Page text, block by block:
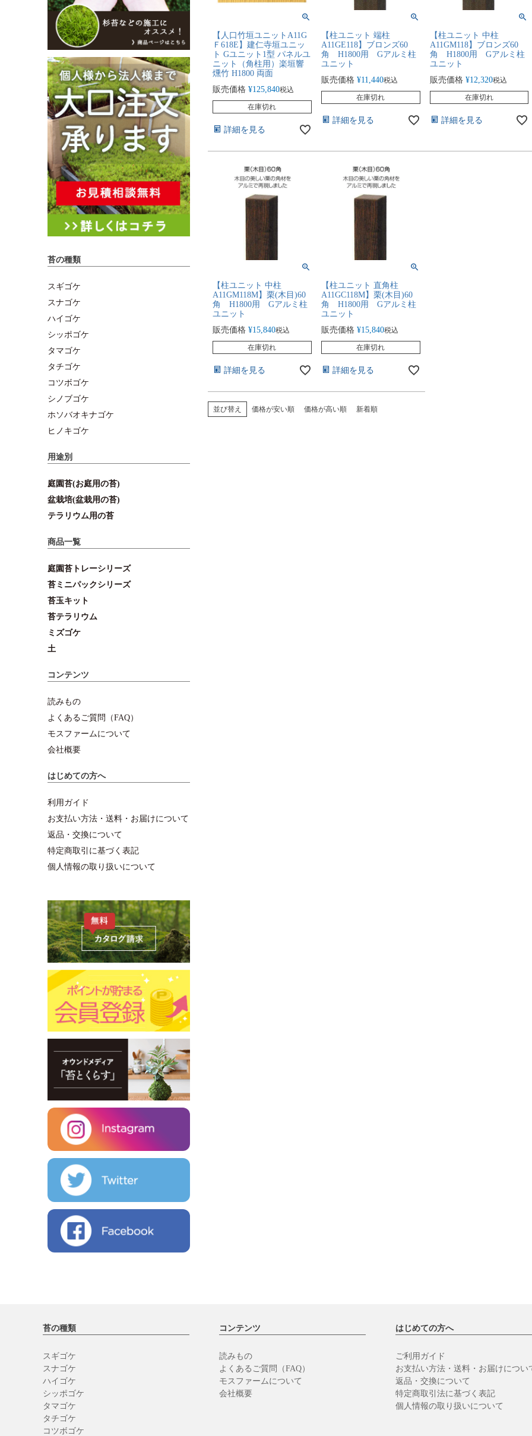
苔の種類
スギゴケ
スナゴケ
ハイゴケ
シッポゴケ
タマゴケ
タチゴケ
コツボゴケ
シノブゴケ
ホソバオキナゴケ
ヒノキゴケ
用途別
庭園苔(お庭用の苔)
盆栽培(盆栽用の苔)
テラリウム用の苔
商品一覧
庭園苔トレーシリーズ
苔ミニパックシリーズ
苔玉キット
苔テラリウム
ミズゴケ
土
コンテンツ
読みもの
よくあるご質問（FAQ）
モスファームについて
会社概要
はじめての方へ
利用ガイド
お支払い方法・送料・お届けについて
返品・交換について
特定商取引に基づく表記
個人情報の取り扱いについて
【人口竹垣ユニットA11G
Ｆ618E】建仁寺垣ユニッ
ト Gユニット1型 パネルユ
ニット（角柱用）楽垣響
燻竹 H1800 両面
販売価格 ¥125,840税込
在庫切れ
詳細を見る
【柱ユニット 端柱
A11GE118】ブロンズ60
角 H1800用 Gアルミ柱
ユニット
販売価格 ¥11,440税込
在庫切れ
詳細を見る
【柱ユニット 中柱
A11GM118】ブロンズ60
角 H1800用 Gアルミ柱
ユニット
販売価格 ¥12,320税込
在庫切れ
詳細を見る
【柱ユニット 中柱
A11GM118M】栗(木目)60
角 H1800用 Gアルミ柱
ユニット
販売価格 ¥15,840税込
在庫切れ
詳細を見る
【柱ユニット 直角柱
A11GC118M】栗(木目)60
角 H1800用 Gアルミ柱
ユニット
販売価格 ¥15,840税込
在庫切れ
詳細を見る
並び替え 価格が安い順 価格が高い順 新着順
苔の種類
スギゴケ
スナゴケ
ハイゴケ
シッポゴケ
タマゴケ
タチゴケ
コツボゴケ
コンテンツ
読みもの
よくあるご質問（FAQ）
モスファームについて
会社概要
はじめての方へ
ご利用ガイド
お支払い方法・送料・お届けについ
返品・交換について
特定商取引法に基づく表記
個人情報の取り扱いについて